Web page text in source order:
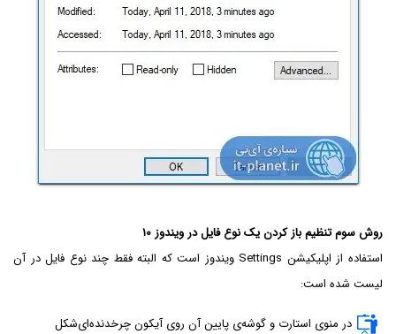
روش سوم تنظیم باز کردن یک نوع فایل در ویندوز ۱۰
استفاده از اپلیکیشن Settings ویندوز است که البته فقط چند نوع فایل در آن
لیست شده است:
در منوی استارت و گوشه‌ی پایین آن روی آیکون چرخدنده‌ای‌شکل